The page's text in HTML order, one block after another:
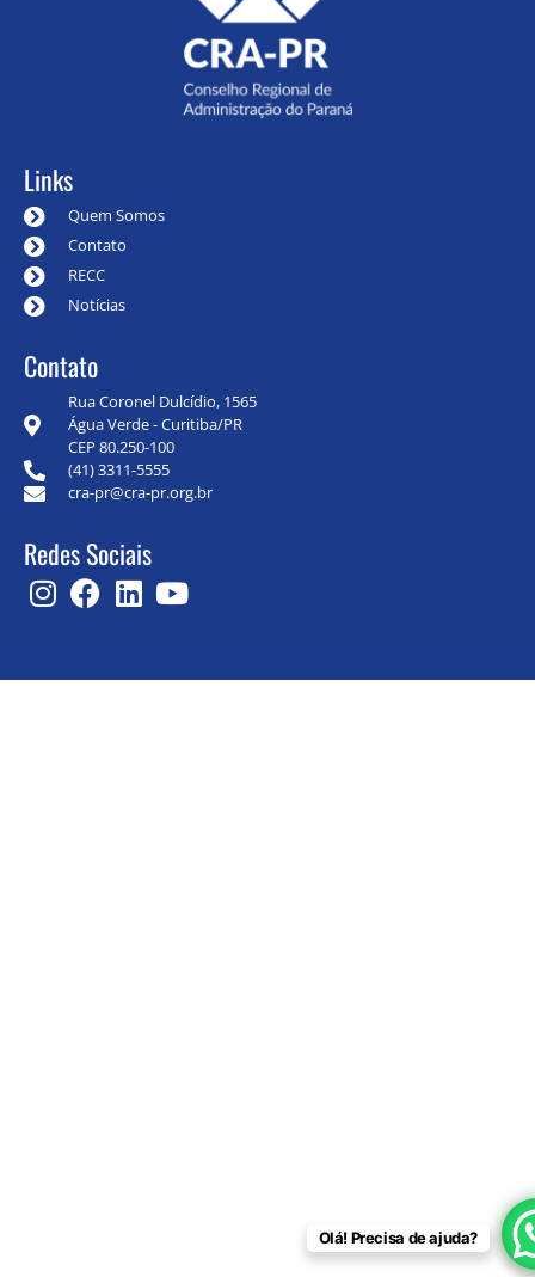
Links
Quem Somos
Contato
RECC
Notícias
Contato
Rua Coronel Dulcídio, 1565
Água Verde - Curitiba/PR
CEP 80.250-100
(41) 3311-5555
cra-pr@cra-pr.org.br
Redes Sociais
Olá! Precisa de ajuda?